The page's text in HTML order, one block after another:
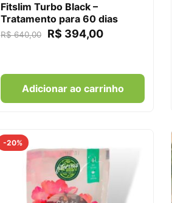
Fitslim Turbo Black –
Tratamento para 60 dias
R$640,00 R$ 394,00
Adicionar ao carrinho
-20%